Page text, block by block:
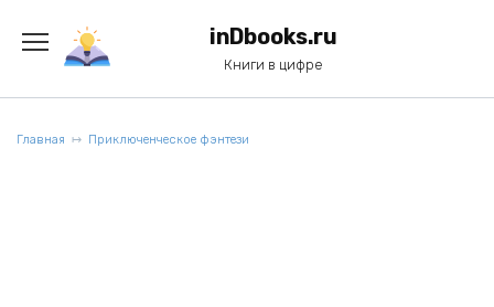
содержанию
inDbooks.ru
Книги в цифре
Главная Приключенческое фэнтези